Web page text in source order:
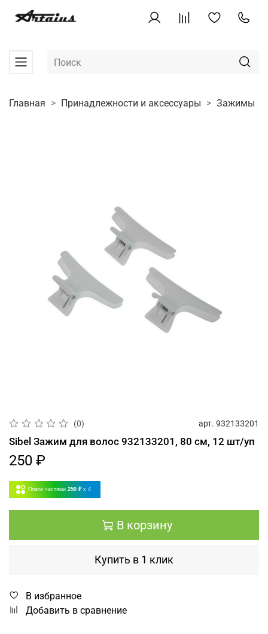
Главная Принадлежности и аксессуары Зажимы
(0) арт. 932133201
Sibel Зажим для волос 932133201, 80 cм, 12 шт/уп
250 ₽
Плати частями 250 ₽ x 4
В корзину
Купить в 1 клик
В избранное
Добавить в сравнение